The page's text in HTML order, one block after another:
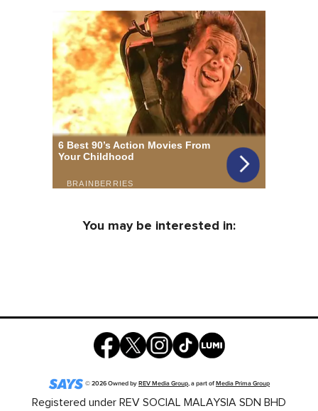
You may be interested in:
©2026Owned byREV Media Group, a part ofMedia Prima Group
Registered under REV SOCIAL MALAYSIA SDN BHD